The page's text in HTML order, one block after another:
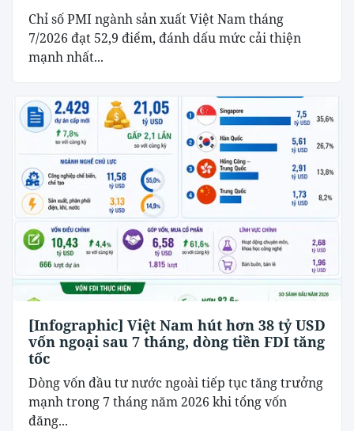
Chỉ số PMI ngành sản xuất Việt Nam tháng
7/2026 đạt 52,9 điểm, đánh dấu mức cải thiện
mạnh nhất...
[Infographic] Việt Nam hút hơn 38 tỷ USD
vốn ngoại sau 7 tháng, dòng tiền FDI tăng
tốc
Dòng vốn đầu tư nước ngoài tiếp tục tăng trưởng
mạnh trong 7 tháng năm 2026 khi tổng vốn
đăng...